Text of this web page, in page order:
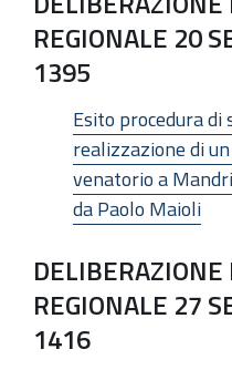
REGIONALE 20
1395
Esito procedura di
realizzazione di
venatorio a
da Paolo Maioli
REGIONALE 27
1416